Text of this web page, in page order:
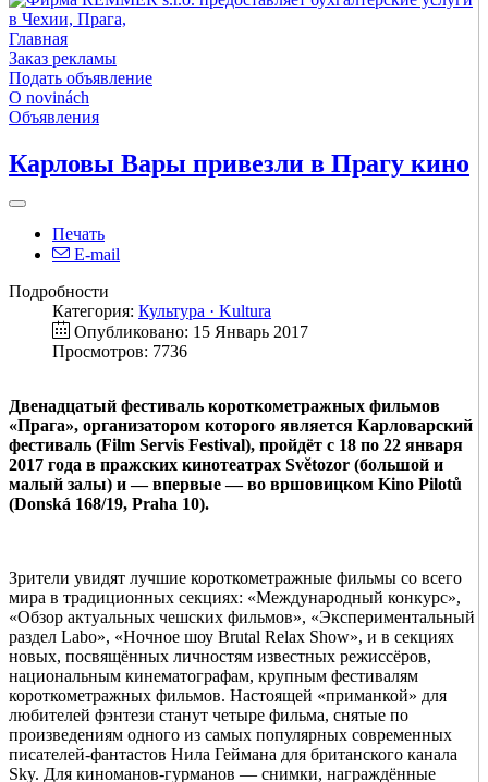
Главная
Заказ рекламы
Подать объявление
O novinách
Объявления
Карловы Вары привезли в Прагу кино
Печать
E-mail
Подробности
Категория: Культура · Kultura
Опубликовано: 15 Январь 2017
Просмотров: 7736
Двенадцатый фестиваль короткометражных фильмов
«Прага», организатором которого является Карловарский
фестиваль (Film Servis Festival), пройдёт с 18 по 22 января
2017 года в пражских кинотеатрах Světozor (большой и
малый залы) и — впервые — во вршовицком Kino Pilotů
(Donská 168/19, Praha 10).
Зрители увидят лучшие короткометражные фильмы со всего
мира в традиционных секциях: «Международный конкурс»,
«Обзор актуальных чешских фильмов», «Экспериментальный
раздел Labo», «Ночное шоу Brutal Relax Show», и в секциях
новых, посвящённых личностям известных режиссёров,
национальным кинематографам, крупным фестивалям
короткометражных фильмов. Настоящей «приманкой» для
любителей фэнтези станут четыре фильма, снятые по
произведениям одного из самых популярных современных
писателей-фантастов Нила Геймана для британского канала
Sky. Для киноманов-гурманов — снимки, награждённые